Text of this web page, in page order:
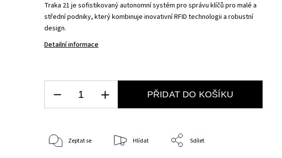
Traka 21 je sofistikovaný autonomní systém pro správu klíčů pro malé a
střední podniky, který kombinuje inovativní RFID technologii a robustní
design.
Detailní informace
PŘIDAT DO KOŠÍKU
Zeptat se Hlídat Sdílet